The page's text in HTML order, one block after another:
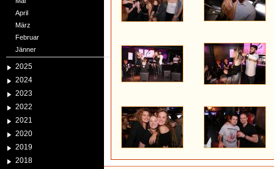
April
März
Februar
Jänner
2025
2024
2023
2022
2021
2020
2019
2018